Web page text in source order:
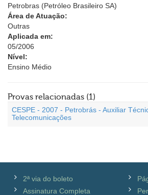
Petrobras (Petróleo Brasileiro SA)
Área de Atuação:
Outras
Aplicada em:
05/2006
Nível:
Ensino Médio
Provas relacionadas (1)
CESPE - 2007 - Petrobrás - Auxiliar
Telecomunicações
2ª via do boleto
Assinatura Completa